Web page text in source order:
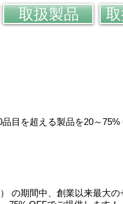
取扱製品
品目を超える製品を20～
の期間中、創業以来最大の